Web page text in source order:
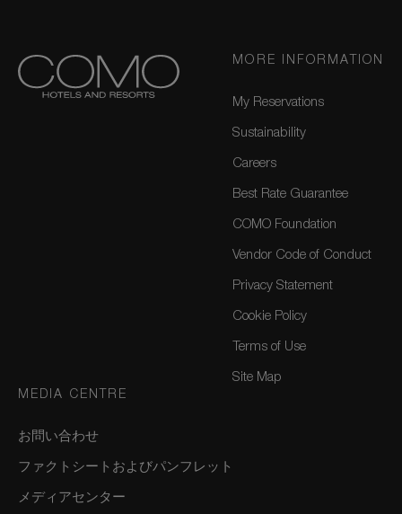
MORE INFORMATION
My Reservations
Sustainability
Careers
Best Rate Guarantee
COMO Foundation
Vendor Code of Conduct
Privacy Statement
Cookie Policy
Terms of Use
Site Map
MEDIA CENTRE
お問い合わせ
ファクトシートおよびパンフレット
メディアセンター